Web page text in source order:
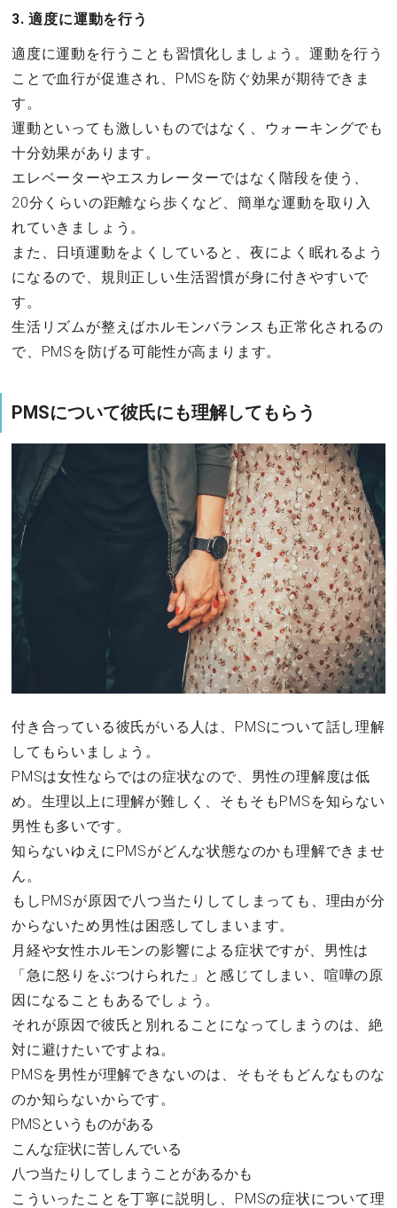
3. 適度に運動を行う
適度に運動を行うことも習慣化しましょう。運動を行う
ことで血行が促進され、PMSを防ぐ効果が期待できま
す。
運動といっても激しいものではなく、ウォーキングでも
十分効果があります。
エレベーターやエスカレーターではなく階段を使う、
20分くらいの距離なら歩くなど、簡単な運動を取り入
れていきましょう。
また、日頃運動をよくしていると、夜によく眠れるよう
になるので、規則正しい生活習慣が身に付きやすいで
す。
生活リズムが整えばホルモンバランスも正常化されるの
で、PMSを防げる可能性が高まります。
PMSについて彼氏にも理解してもらう
付き合っている彼氏がいる人は、PMSについて話し理解
してもらいましょう。
PMSは女性ならではの症状なので、男性の理解度は低
め。生理以上に理解が難しく、そもそもPMSを知らない
男性も多いです。
知らないゆえにPMSがどんな状態なのかも理解できませ
ん。
もしPMSが原因で八つ当たりしてしまっても、理由が分
からないため男性は困惑してしまいます。
月経や女性ホルモンの影響による症状ですが、男性は
「急に怒りをぶつけられた」と感じてしまい、喧嘩の原
因になることもあるでしょう。
それが原因で彼氏と別れることになってしまうのは、絶
対に避けたいですよね。
PMSを男性が理解できないのは、そもそもどんなものな
のか知らないからです。
PMSというものがある
こんな症状に苦しんでいる
八つ当たりしてしまうことがあるかも
こういったことを丁寧に説明し、PMSの症状について理